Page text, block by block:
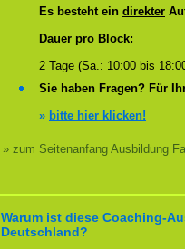
Es besteht ein direkter
Dauer pro Block:
2 Tage (Sa.: 10:00 bis
Sie haben Fragen? Für
» bitte hier klicken!
» zum Seitenanfang Ausbildung
Warum ist diese Coaching-
Deutschland?